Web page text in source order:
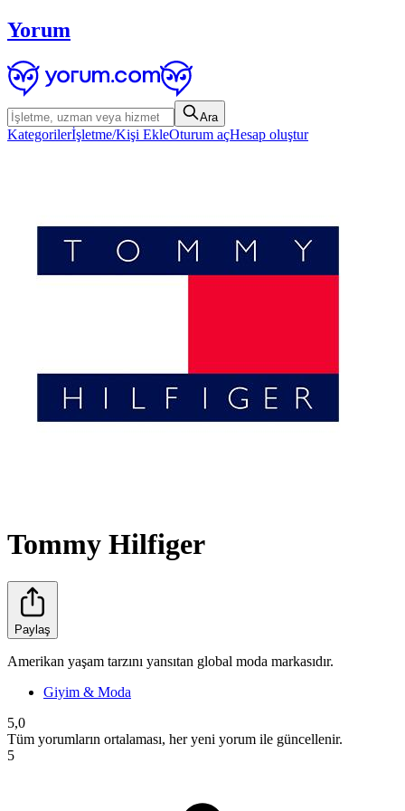
Yorum
Ara
Kategorilerİşletme/Kişi EkleOturum açHesap oluştur
Tommy Hilfiger
Paylaş
Amerikan yaşam tarzını yansıtan global moda markasıdır.
Giyim & Moda
5,0
Tüm yorumların ortalaması, her yeni yorum ile güncellenir.
5